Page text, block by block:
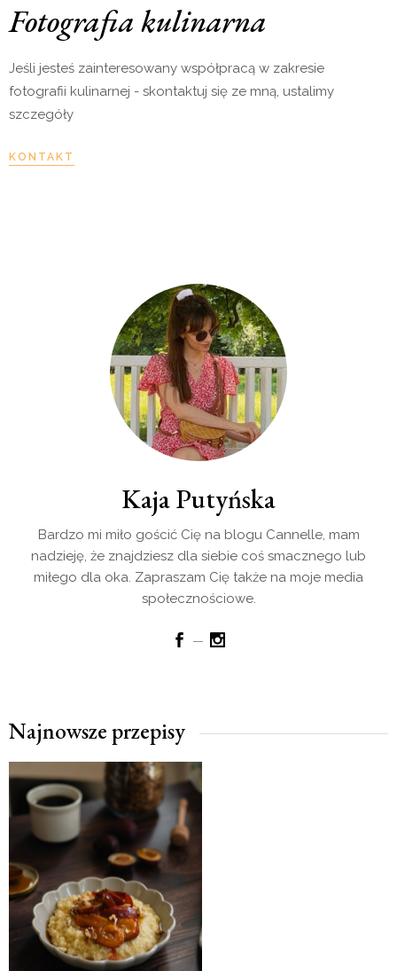
Fotografia kulinarna
Jeśli jesteś zainteresowany współpracą w zakresie
fotografii kulinarnej - skontaktuj się ze mną, ustalimy
szczegóły
KONTAKT
Kaja Putyńska
Bardzo mi miło gościć Cię na blogu Cannelle, mam
nadzieję, że znajdziesz dla siebie coś smacznego lub
miłego dla oka. Zapraszam Cię także na moje media
społecznościowe.
Najnowsze przepisy